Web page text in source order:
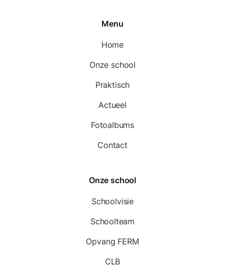
Menu
Home
Onze school
Praktisch
Actueel
Fotoalbums
Contact
Onze school
Schoolvisie
Schoolteam
Opvang FERM
CLB